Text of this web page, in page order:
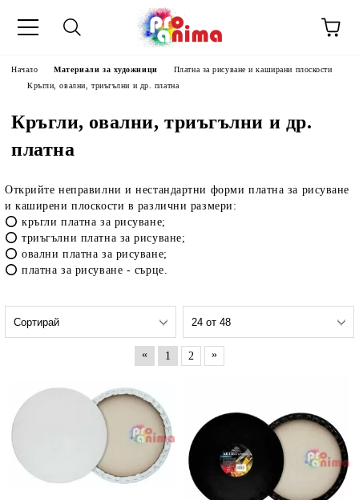
Начало Материали за художници
Платна за рисуване и каширани плоскости
Кръгли, овални, триъгълни и др. платна
Кръгли, овални, триъгълни и др.
платна
Открийте неправилни и нестандартни форми платна за рисуване
и каширени плоскости в различни размери:
⭕️ кръгли платна за рисуване;
⭕️ триъгълни платна за рисуване;
⭕️ овални платна за рисуване;
⭕️ платна за рисуване - сърце.
« 1 2 »